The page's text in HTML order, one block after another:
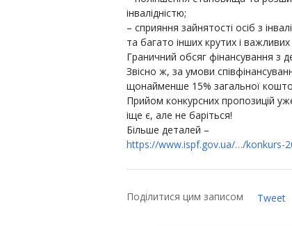
інвалідністю;
– сприяння зайнятості осіб з
та багато інших крутих і важливих
Граничний обсяг фінансування з
Звісно ж, за умови
щонайменше 15% загальної
Прийом конкурсних пропозицій
іще є, але не баріться!
Більше деталей –
https://www.ispf.gov.ua/…/konkurs-
Поділитися цим записом Tweet